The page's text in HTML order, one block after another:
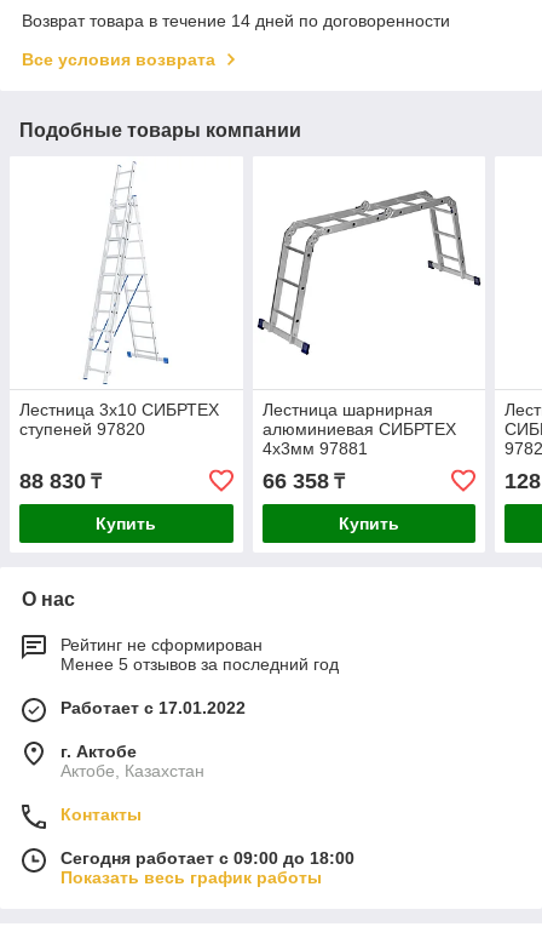
Возврат товара в течение 14 дней по договоренности
Все условия возврата
Подобные товары компании
Лестница 3x10 СИБРТЕХ
ступеней 97820
88 830 ₸
Купить
Лестница шарнирная
алюминиевая СИБРТЕХ
4х3мм 97881
66 358₸
Купить
О нас
Рейтинг не сформирован
Менее 5 отзывов за последний год
Работает с 17.01.2022
г. Актобе
Актобе, Казахстан
Контакты
Сегодня работает с 09:00 до 18:00
Показать весь график работы